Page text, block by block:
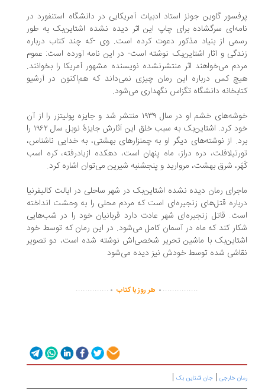
گاوین جونز استاد ادبیات آمریکایی در دانشگاه استنفورد در
سرگشاده برای چاپ این اثر دیده نشده اشتاین‌بک به طور
از بنیاد مذکور دعوت کرده است. وی -که چند کتاب درباره
و آثار اشتاین‌بک نوشته است- در این نامه آورده است: عموم
می‌خواهند اثر منتشرنشده نویسنده مشهور آمریکا را بخوانند.
کس درباره این رمان چیزی نمی‌داند که هم‌اکنون در آرشیو
دانشگاه تگزاس نگهداری می‌شود.
خوشه‌های خشم او در سال ۱۹۳۹ منتشر شد و جایزه پولیتزر را از آن
خود کرد. اشتاین‌بک به سبب خلق این آثارش جایزهٔ نوبل سال ۱۹۶۲ را
از نوشته‌های دیگر او به چمنزارهای بهشتی، به خدایی ناشناس،
دره دراز، ماه پنهان است، دهکده ازیادرفته، کره اسب
شرق بهشت، مروارید و پنجشنبه شیرین می‌توان اشاره کرد.
رمان دیده نشده اشتاین‌بک در شهر ساحلی در ایالت کالیفرنیا
قتل‌های زنجیره‌ای است که مردم محلی را به وحشت انداخته
قاتل زنجیره‌ای شهر عادت دارد قربانیان خود را در شب‌هایی
کند که ماه در آسمان کامل می‌شود. در این رمان که توسط خود
با ماشین تحریر شخصی‌اش نوشته شده است، دو تصویر
شده توسط خودش نیز دیده می‌شود
...............
. هر روز با کتاب.
..............
خارجی|جان اشتاین بک|